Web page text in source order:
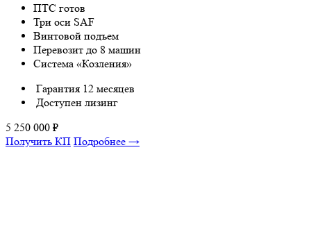
ПТС готов
Три оси SAF
Винтовой подъем
Перевозит до 8 машин
Система «Козления»
Гарантия 12 месяцев
Доступен лизинг
5 250 000 ₽
Получить КП Подробнее →